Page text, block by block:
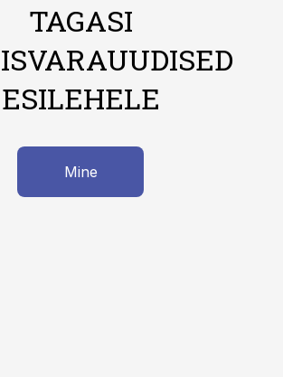
TAGASI
ESILEHELE
Mine